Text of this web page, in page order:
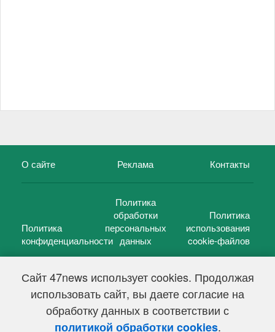
Сайт 47news использует cookies. Продолжая
использовать сайт, вы даете согласие на
обработку данных в соответствии с
политикой обработки cookies.
О сайте Реклама Контакты
Политика
конфиденциальности
Политика
обработки
персональных
данных
Политика
использования
cookie-файлов
47 новостей (47 news)2005 — 2026 г.
Свидетельство о регистрации СМИ Эл № ФС 77-39848, выдано
Федеральной службой по надзору в сфере связи,